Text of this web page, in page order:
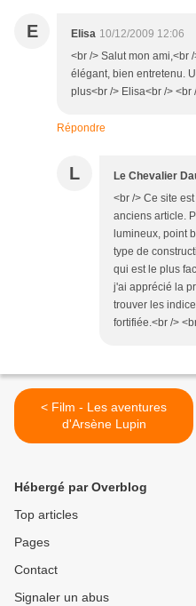
E Elisa 10/12/2009 12:06
<br /> Salut mon ami,<br
élégant, bien entretenu.
plus<br /> Elisa<br /> <br
Répondre
L Le Chevalier
<br /> Ce site
anciens article.
lumineux, point
type de
qui est le plus
j'ai apprécié la
trouver les
fortifiée.<br />
< Film - Les aventures
d'Arsène Lupin
Hébergé par Overblog
Top articles
Pages
Contact
Signaler un abus